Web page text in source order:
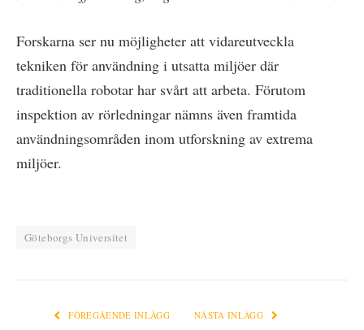
Forskarna ser nu möjligheter att vidareutveckla
tekniken för användning i utsatta miljöer där
traditionella robotar har svårt att arbeta. Förutom
inspektion av rörledningar nämns även framtida
användningsområden inom utforskning av extrema
miljöer.
Göteborgs Universitet
FÖREGÅENDE INLÄGG NÄSTA INLÄGG